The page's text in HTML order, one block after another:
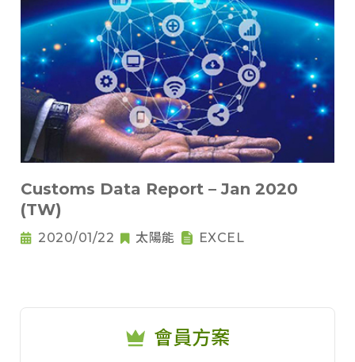
Customs Data Report – Jan 2020
(TW)
2020/01/22 太陽能 EXCEL
會員方案